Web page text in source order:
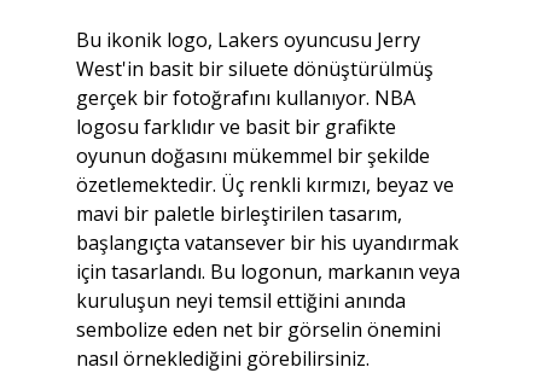
Bu ikonik logo, Lakers oyuncusu Jerry
West'in basit bir siluete dönüştürülmüş
gerçek bir fotoğrafını kullanıyor. NBA
logosu farklıdır ve basit bir grafikte
oyunun doğasını mükemmel bir şekilde
özetlemektedir. Üç renkli kırmızı, beyaz ve
mavi bir paletle birleştirilen tasarım,
başlangıçta vatansever bir his uyandırmak
için tasarlandı. Bu logonun, markanın veya
kuruluşun neyi temsil ettiğini anında
sembolize eden net bir görselin önemini
nasıl örneklediğini görebilirsiniz.